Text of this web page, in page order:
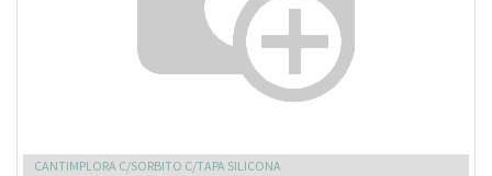
CANTIMPLORA C/SORBITO C/TAPA SILICONA